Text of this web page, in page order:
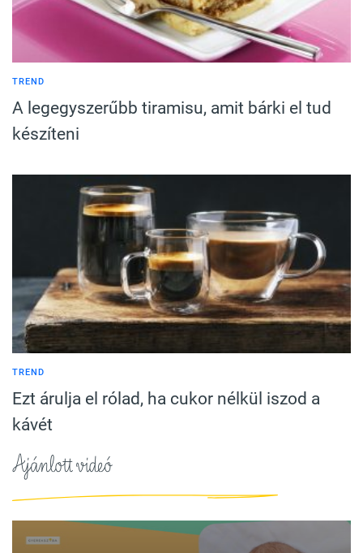
TREND
A legegyszerűbb tiramisu, amit bárki el tud
készíteni
TREND
Ezt árulja el rólad, ha cukor nélkül iszod a
kávét
Ajánlott videó